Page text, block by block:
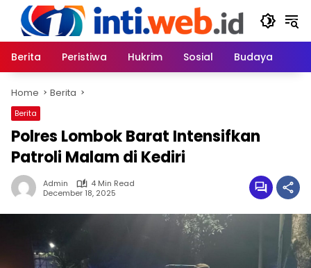
content
Berita
Peristiwa Hukrim Sosial Budaya
Home Berita
Berita
Polres Lombok Barat Intensifkan
Patroli Malam di Kediri
Admin
4 Min Read
December 18, 2025